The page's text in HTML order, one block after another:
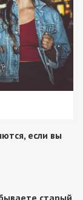
если вы
старый